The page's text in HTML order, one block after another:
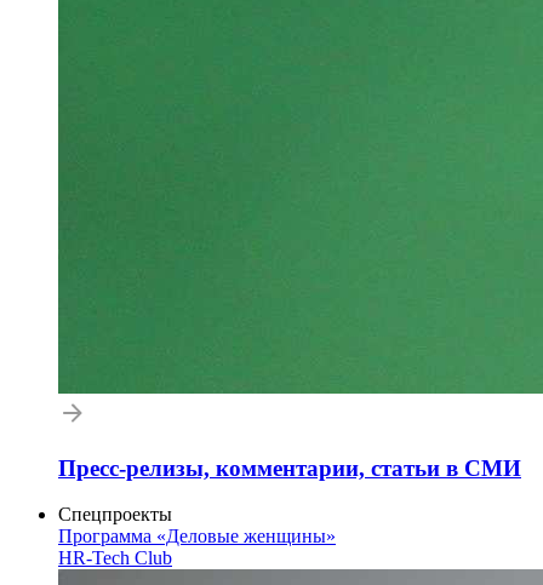
Пресс-релизы, комментарии, статьи в СМИ
Спецпроекты
Программа «Деловые женщины»
HR-Tech Club